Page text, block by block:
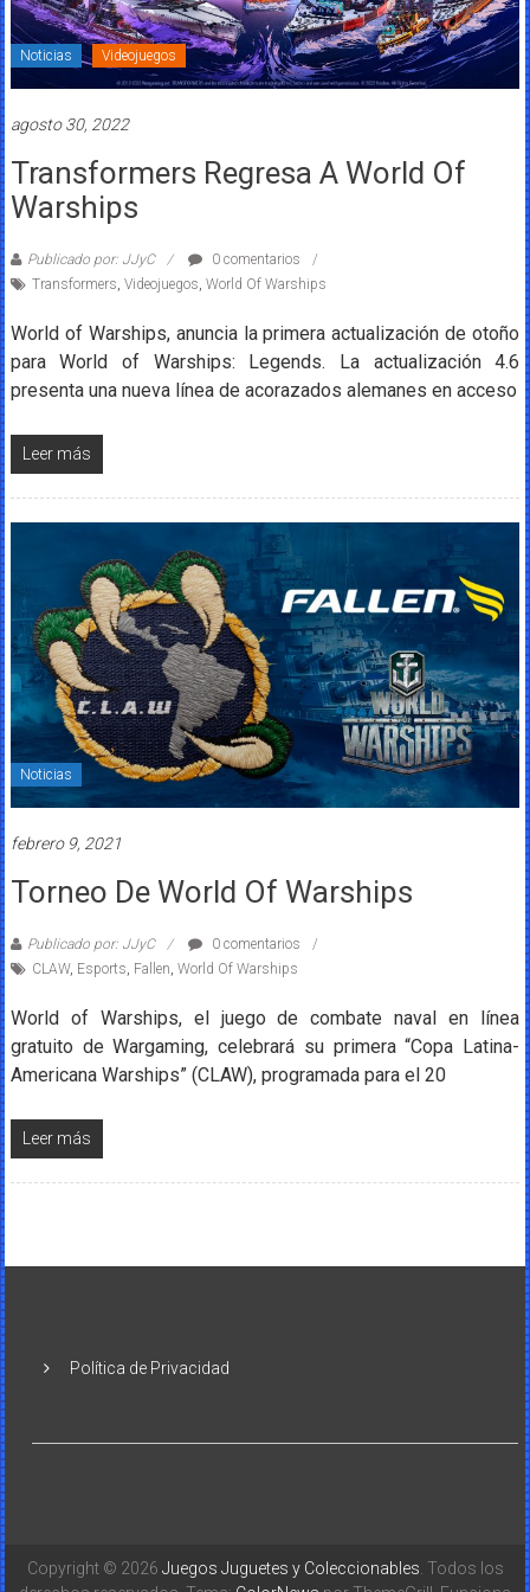
Noticias Videojuegos
agosto 30, 2022
Transformers Regresa A World Of
Warships
Publicado por: JJyC
0 comentarios
Transformers, Videojuegos, World Of Warships
World of Warships, anuncia la primera actualización de otoño
para World of Warships: Legends. La actualización 4.6
presenta una nueva línea de acorazados alemanes en acceso
Leer más
Noticias
febrero 9, 2021
Torneo De World Of Warships
Publicado por: JJyC
0 comentarios
CLAW, Esports, Fallen, World Of Warships
World of Warships, el juego de combate naval en línea
gratuito de Wargaming, celebrará su primera “Copa Latina-
Americana Warships” (CLAW), programada para el 20
Leer más
Política de Privacidad
Copyright © 2026 Juegos Juguetes y Coleccionables . Todos los